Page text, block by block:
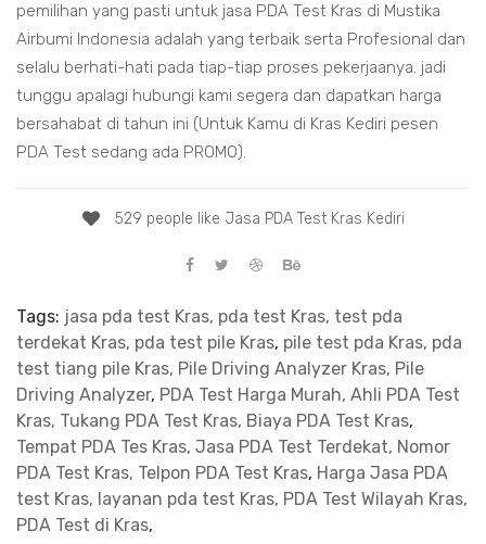
pemilihan yang pasti untuk jasa PDA Test Kras di Mustika
Airbumi Indonesia adalah yang terbaik serta Profesional dan
selalu berhati-hati pada tiap-tiap proses pekerjaanya. jadi
tunggu apalagi hubungi kami segera dan dapatkan harga
bersahabat di tahun ini (Untuk Kamu di Kras Kediri pesen
PDA Test sedang ada PROMO).
529 people like Jasa PDA Test Kras Kediri
Tags: jasa pda test Kras, pda test Kras, test pda
terdekat Kras, pda test pile Kras, pile test pda Kras, pda
test tiang pile Kras, Pile Driving Analyzer Kras, Pile
Driving Analyzer, PDA Test Harga Murah, Ahli PDA Test
Kras, Tukang PDA Test Kras, Biaya PDA Test Kras,
Tempat PDA Tes Kras, Jasa PDA Test Terdekat, Nomor
PDA Test Kras, Telpon PDA Test Kras, Harga Jasa PDA
test Kras, layanan pda test Kras, PDA Test Wilayah Kras,
PDA Test di Kras,